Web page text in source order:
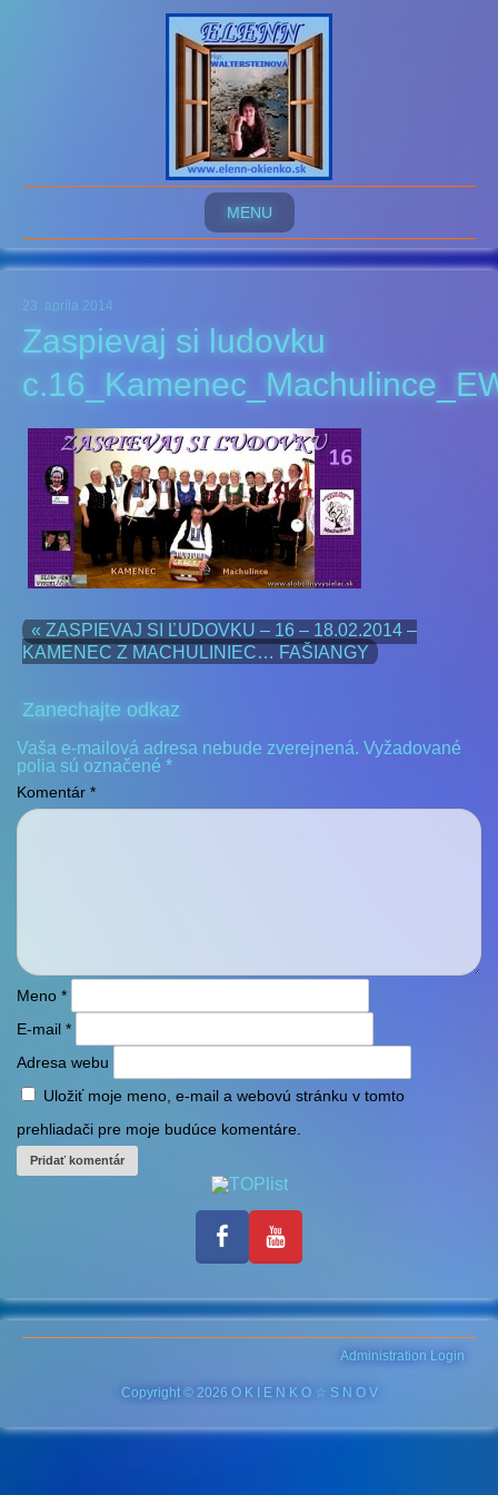
MENU
23. apríla 2014
Zaspievaj si ludovku
« ZASPIEVAJ SI ĽUDOVKU – 16 – 18.02.2014 –
KAMENEC Z MACHULINIEC… FAŠIANGY
Zanechajte odkaz
Vaša e-mailová adresa nebude zverejnená. Vyžadované
polia sú označené *
Komentár *
Meno *
E-mail *
Adresa webu
Uložiť moje meno, e-mail a webovú stránku v tomto
prehliadači pre moje budúce komentáre.
Administration Login
Copyright © 2026 O K I E N K O ☆ S N O V